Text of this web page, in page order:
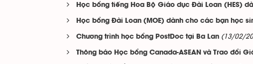
Học bổng tiếng Hoa Bộ Giáo dục Đài Loan (HES)
Học bổng Đài Loan (MOE) dành cho các bạn học
Chương trình học bổng PostDoc tại Ba Lan (13/02/
Thông báo Học bổng Canada-ASEAN và Trao đổi